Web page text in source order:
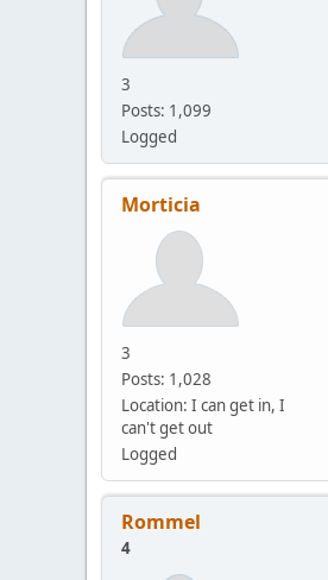
3
Posts: 1,099
Logged
Morticia
3
Posts: 1,028
Location: I can get in, I
can't get out
Logged
Rommel
4